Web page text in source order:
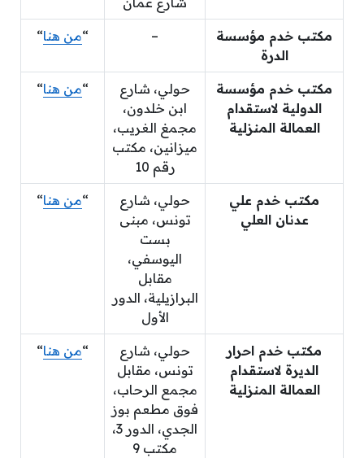
مكتب خدم مؤسسة
الدرة
–
“من هنا“
مكتب خدم مؤسسة
الدولية لاستقدام
العمالة المنزلية
حولي، شارع
ابن خلدون،
مجمغ الغريب،
ميزانين، مكتب
رقم 10
“من هنا“
مكتب خدم علي
عدنان العلي
حولي، شارع
تونس، مبنى
بست
اليوسفي،
مقابل
البرازيلية، الدور
الأول
“من هنا“
مكتب خدم احرار
الديرة لاستقدام
العمالة المنزلية
حولي، شارع
تونس، مقابل
مجمع الرحاب،
فوق مطعم بوز
الجدي، الدور 3،
مكتب 9
“من هنا“